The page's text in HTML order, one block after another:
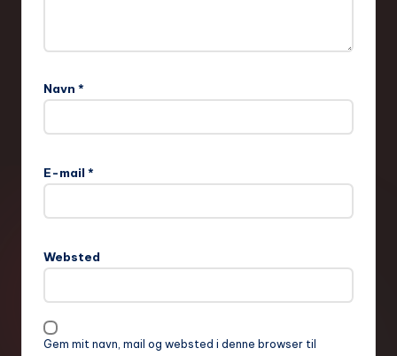
Navn *
E-mail *
Websted
Gem mit navn, mail og websted i denne browser til